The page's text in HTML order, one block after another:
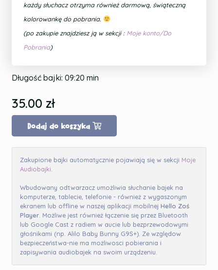
każdy słuchacz otrzyma również darmową, świąteczną
kolorowankę do pobrania.
(po zakupie znajdziesz ją w sekcji : Moje konto/Do
Pobrania)
Długość bajki: 09:20 min
35.00 zł
Dodaj do koszyka
Zakupione bajki automatycznie pojawiają się w sekcji Moje
Audiobajki
Wbudowany odtwarzacz umożliwia słuchanie bajek na
komputerze, tablecie, telefonie - również z wygaszonym
ekranem lub offline w naszej aplikacji mobilnej Hello Zoś
Player . Możliwe jest również łączenie się przez Bluetooth
lub Google Cast z radiem w aucie lub bezprzewodowymi
głośnikami (np. Alilo Baby Bunny G9S+). Ze względow
bezpieczeństwa-nie ma możliwosci pobierania i
zapisywania audiobajek na swoim urządzeniu.